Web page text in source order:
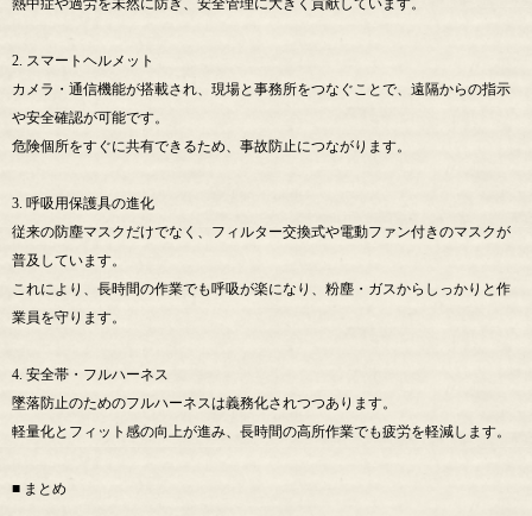
熱中症や過労を未然に防ぎ、安全管理に大きく貢献しています。
2. スマートヘルメット
カメラ・通信機能が搭載され、現場と事務所をつなぐことで、遠隔からの指示
や安全確認が可能です。
危険個所をすぐに共有できるため、事故防止につながります。
3. 呼吸用保護具の進化
従来の防塵マスクだけでなく、フィルター交換式や電動ファン付きのマスクが
普及しています。
これにより、長時間の作業でも呼吸が楽になり、粉塵・ガスからしっかりと作
業員を守ります。
4. 安全帯・フルハーネス
墜落防止のためのフルハーネスは義務化されつつあります。
軽量化とフィット感の向上が進み、長時間の高所作業でも疲労を軽減します。
■ まとめ